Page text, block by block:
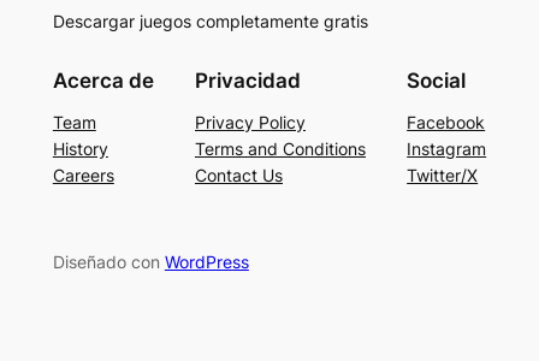
Descargar juegos completamente gratis
Acerca de
Team
History
Careers
Privacidad
Privacy Policy
Terms and Conditions
Contact Us
Social
Facebook
Instagram
Twitter/X
Diseñado con WordPress